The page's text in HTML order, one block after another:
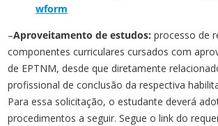
wform
–Aproveitamento de estudos:processo de
componentes curriculares cursados com
de EPTNM, desde que diretamente
profissional de conclusão da respectiva
Para essa solicitação, o estudante deverá
procedimentos a seguir. Segue o link do